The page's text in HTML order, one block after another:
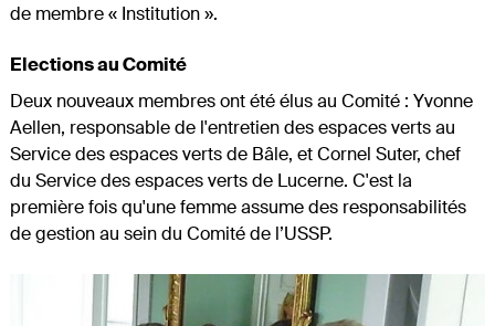
de membre « Institution ».
Elections au Comité
Deux nouveaux membres ont été élus au Comité : Yvonne
Aellen, responsable de l'entretien des espaces verts au
Service des espaces verts de Bâle, et Cornel Suter, chef
du Service des espaces verts de Lucerne. C'est la
première fois qu'une femme assume des responsabilités
de gestion au sein du Comité de l’USSP.